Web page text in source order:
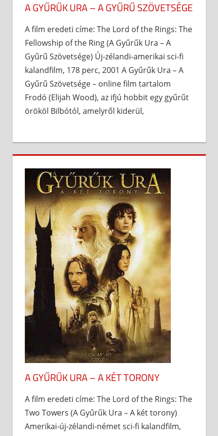
A GYŰRŰK URA – A GYŰRŰ SZÖVETSÉGE
A film eredeti címe: The Lord of the Rings: The
Fellowship of the Ring (A Gyűrűk Ura – A
Gyűrű Szövetsége) Új-zélandi-amerikai sci-fi
kalandfilm, 178 perc, 2001 A Gyűrűk Ura – A
Gyűrű Szövetsége – online film tartalom
Frodó (Elijah Wood), az ifjú hobbit egy gyűrűt
örököl Bilbótól, amelyről kiderül,
A GYŰRŰK URA – A KÉT TORONY
A film eredeti címe: The Lord of the Rings: The
Two Towers (A Gyűrűk Ura – A két torony)
Amerikai-új-zélandi-német sci-fi kalandfilm,